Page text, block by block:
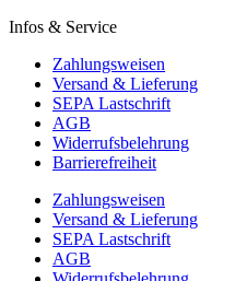
Infos & Service
Zahlungsweisen
Versand & Lieferung
SEPA Lastschrift
AGB
Widerrufsbelehrung
Barrierefreiheit
Zahlungsweisen
Versand & Lieferung
SEPA Lastschrift
AGB